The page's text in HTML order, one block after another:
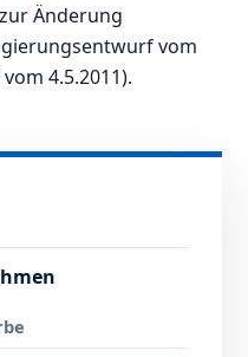
Änderung
vom
4.5.2011).